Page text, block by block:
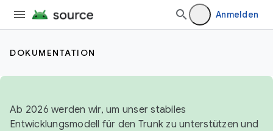
Anmelden
DOKUMENTATION
Ab 2026 werden wir, um unser stabiles
Entwicklungsmodell für den Trunk zu unterstützen und